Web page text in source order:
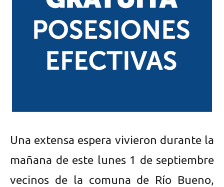
Una extensa espera vivieron durante la
mañana de este lunes 1 de septiembre
vecinos de la comuna de Río Bueno,